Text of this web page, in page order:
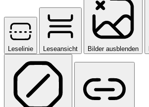
Leselinie Leseansicht Bilder ausblenden